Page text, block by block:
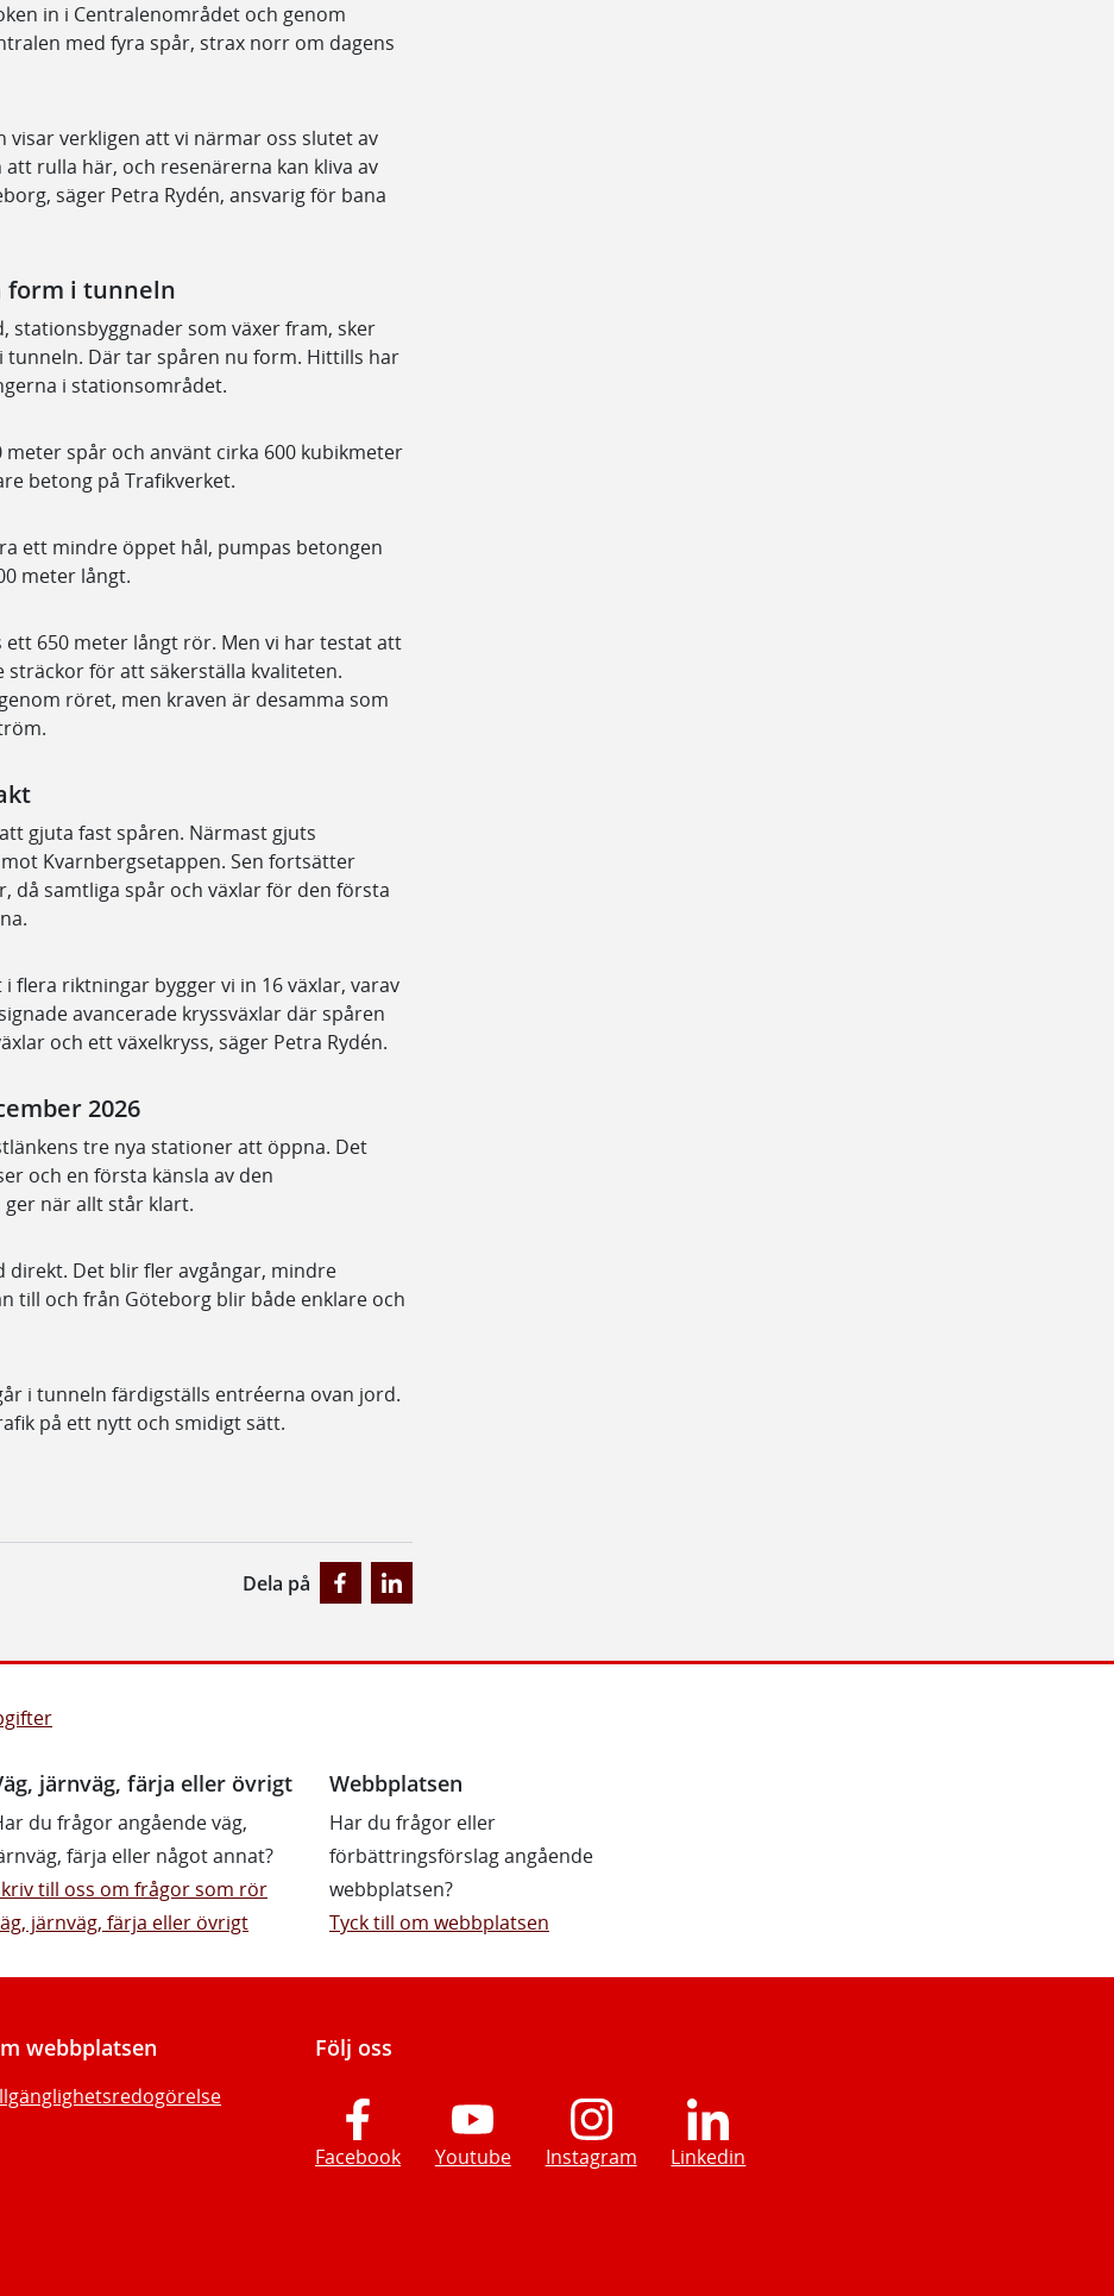
in i Centralenområdet och genom
med fyra spår, strax norr om dagens
verkligen att vi närmar oss slutet av
rulla här, och resenärerna kan kliva av
säger Petra Rydén, ansvarig för bana
form i tunneln
stationsbyggnader som växer fram, sker
tunneln. Där tar spåren nu form. Hittills har
i stationsområdet.
spår och använt cirka 600 kubikmeter
betong på Trafikverket.
ett mindre öppet hål, pumpas betongen
meter långt.
650 meter långt rör. Men vi har testat att
för att säkerställa kvaliteten.
röret, men kraven är desamma som
gjuta fast spåren. Närmast gjuts
Kvarnbergsetappen. Sen fortsätter
då samtliga spår och växlar för den första
riktningar bygger vi in 16 växlar, varav
avancerade kryssväxlar där spåren
och ett växelkryss, säger Petra Rydén.
2026
tre nya stationer att öppna. Det
och en första känsla av den
när allt står klart.
Det blir fler avgångar, mindre
till och från Göteborg blir både enklare och
i tunneln färdigställs entréerna ovan jord.
på ett nytt och smidigt sätt.
Dela på
järnväg, färja eller övrigt
du frågor angående väg,
färja eller något annat?
till oss om frågor som rör
järnväg, färja eller övrigt
Webbplatsen
Har du frågor eller
förbättringsförslag angående
webbplatsen?
Tyck till om webbplatsen
webbplatsen Följ oss
Facebook Youtube Instagram Linkedin